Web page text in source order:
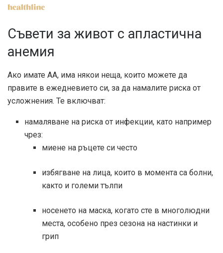
Съвети за живот с апластична
анемия
Ако имате АА, има някои неща, които можете да
правите в ежедневието си, за да намалите риска от
усложнения. Те включват:
намаляване на риска от инфекции, като например
чрез:
миене на ръцете си често
избягване на лица, които в момента са болни,
както и големи тълпи
носенето на маска, когато сте в многолюдни
места, особено през сезона на настинки и
грип